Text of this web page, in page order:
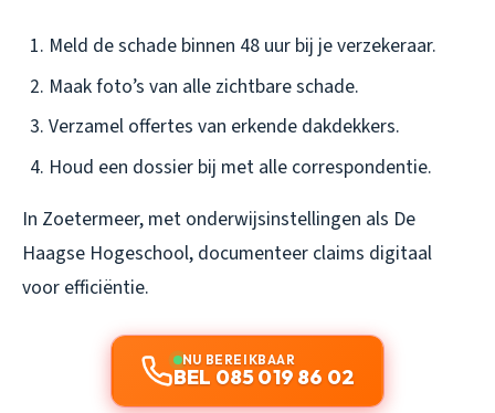
Meld de schade binnen 48 uur bij je verzekeraar.
Maak foto’s van alle zichtbare schade.
Verzamel offertes van erkende dakdekkers.
Houd een dossier bij met alle correspondentie.
In Zoetermeer, met onderwijsinstellingen als De
Haagse Hogeschool, documenteer claims digitaal
voor efficiëntie.
NU BEREIKBAAR
BEL 085 019 86 02